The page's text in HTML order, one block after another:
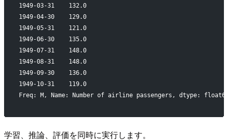
1949-03-31    132.0
1949-04-30    129.0
1949-05-31    121.0
1949-06-30    135.0
1949-07-31    148.0
1949-08-31    148.0
1949-09-30    136.0
1949-10-31    119.0
Freq: M, Name: Number of airline passengers, dtype:
学習、推論、評価を同時に実行します。